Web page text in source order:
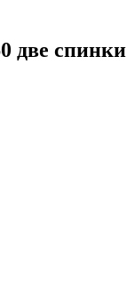
две спинки